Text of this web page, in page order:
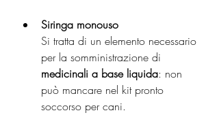
Siringa monouso
Si tratta di un elemento necessario
per la somministrazione di
medicinali a base liquida: non
può mancare nel kit pronto
soccorso per cani.